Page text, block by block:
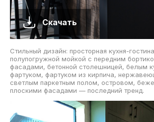
Скачать
Стильный дизайн: просторная кухня-
полупогружной мойкой с передним
фасадами, бетонной столешницей, белым
фартуком, фартуком из кирпича,
светлым паркетным полом, островом,
плоскими фасадами — последний тренд.